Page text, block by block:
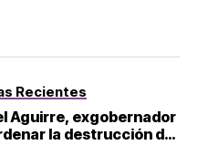
Recientes
Aguirre, exgobernador
la destrucción de
Ayotzinapa